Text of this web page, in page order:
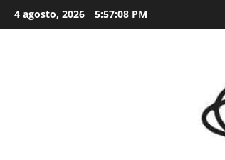
Skip
to
4 agosto, 2026 5:57:09 PM